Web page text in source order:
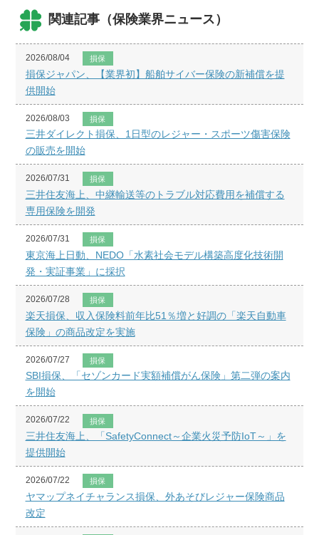
関連記事（保険業界ニュース）
2026/08/04 損保
損保ジャパン、【業界初】船舶サイバー保険の新補償を提
供開始
2026/08/03 損保
三井ダイレクト損保、1日型のレジャー・スポーツ傷害保険
の販売を開始
2026/07/31 損保
三井住友海上、中継輸送等のトラブル対応費用を補償する
専用保険を開発
2026/07/31 損保
東京海上日動、NEDO「水素社会モデル構築高度化技術開
発・実証事業」に採択
2026/07/28 損保
楽天損保、収入保険料前年比51％増と好調の「楽天自動車
保険」の商品改定を実施
2026/07/27 損保
SBI損保、「セゾンカード実額補償がん保険」第二弾の案内
を開始
2026/07/22 損保
三井住友海上、「SafetyConnect～企業火災予防IoT～」を
提供開始
2026/07/22 損保
ヤマップネイチャランス損保、外あそびレジャー保険商品
改定